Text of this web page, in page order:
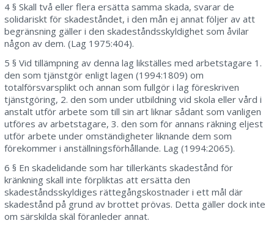
4 § Skall två eller flera ersätta samma skada, svarar de
solidariskt för skadeståndet, i den mån ej annat följer av att
begränsning gäller i den skadeståndsskyldighet som åvilar
någon av dem. (Lag 1975:404).
5 § Vid tillämpning av denna lag likställes med arbetstagare 1.
den som tjänstgör enligt lagen (1994:1809) om
totalförsvarsplikt och annan som fullgör i lag föreskriven
tjänstgöring, 2. den som under utbildning vid skola eller vård i
anstalt utför arbete som till sin art liknar sådant som vanligen
utföres av arbetstagare, 3. den som för annans räkning eljest
utför arbete under omständigheter liknande dem som
förekommer i anställningsförhållande. Lag (1994:2065).
6 § En skadelidande som har tillerkänts skadestånd för
kränkning skall inte förpliktas att ersätta den
skadeståndsskyldiges rättegångskostnader i ett mål där
skadestånd på grund av brottet prövas. Detta gäller dock inte
om särskilda skäl föranleder annat.